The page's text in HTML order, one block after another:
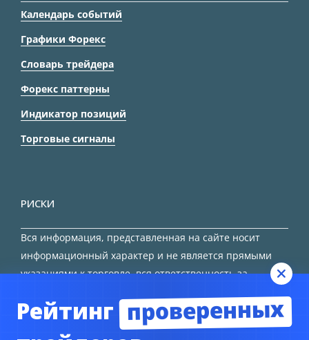
Календарь событий
Графики Форекс
Словарь трейдера
Форекс паттерны
Индикатор позиций
Торговые сигналы
РИСКИ
Вся информация, представленная на сайте носит
информационный характер и не является прямыми
указаниями к торговле, вся ответственность за
Рейтинг проверенных